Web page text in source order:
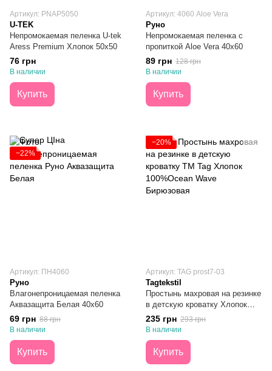
Артикул: PNAP5050
U-TEK
Непромокаемая пеленка U-tek
Aress Premium Хлопок 50х50
76 грн
В наличии
Купить
Артикул: 4060 Aloe Vera
Руно
Непромокаемая пеленка с
пропиткой Aloe Vera 40х60
89 грн 128 грн
В наличии
Купить
−22%
Артикул: ПН4060
Руно
Влагонепроницаемая пеленка
Аквазащита Белая 40х60
69 грн 88 грн
В наличии
Купить
−20%
Артикул: TAG prost7-03
Tagtekstil
Простынь махровая на резинке
в детскую кроватку Хлопок
100%Ocean Wave Бирюзовая
60x120х20
235 грн 293 грн
В наличии
Купить